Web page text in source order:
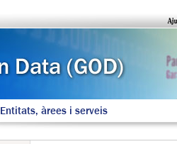
Entitats, àrees i serveis